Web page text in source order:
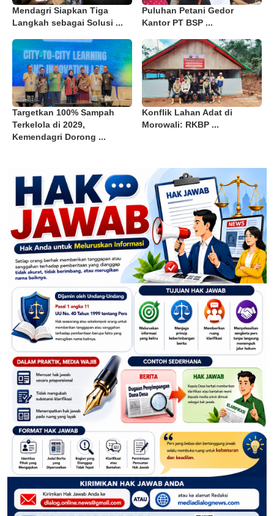
Mendagri Siapkan Tiga
Langkah sebagai Solusi ...
Puluhan Petani Gedor
Kantor PT BSP ...
Targetkan 100% Sampah
Terkelola di 2029,
Kemendagri Dorong ...
Konflik Lahan Adat di
Morowali: RKBP ...